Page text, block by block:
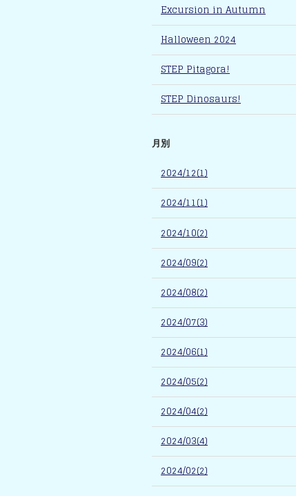
Excursion in Autumn
Halloween 2024
STEP Pitagora!
STEP Dinosaurs!
月別
2024/12(1)
2024/11(1)
2024/10(2)
2024/09(2)
2024/08(2)
2024/07(3)
2024/06(1)
2024/05(2)
2024/04(2)
2024/03(4)
2024/02(2)